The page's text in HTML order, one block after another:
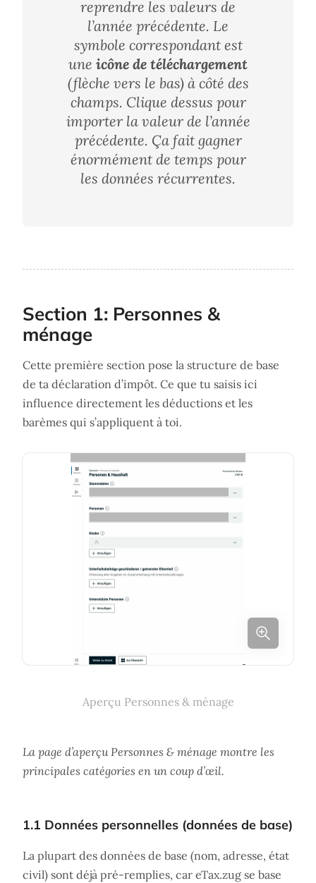
reprendre les valeurs de
l’année précédente. Le
symbole correspondant est
une icône de téléchargement
(flèche vers le bas) à côté des
champs. Clique dessus pour
importer la valeur de l’année
précédente. Ça fait gagner
énormément de temps pour
les données récurrentes.
Section 1: Personnes &
ménage
Cette première section pose la structure de base
de ta déclaration d’impôt. Ce que tu saisis ici
influence directement les déductions et les
barèmes qui s’appliquent à toi.
Aperçu Personnes & ménage
La page d’aperçu Personnes & ménage montre les
principales catégories en un coup d’œil.
1.1 Données personnelles (données de base)
La plupart des données de base (nom, adresse, état
civil) sont déjà pré-remplies, car eTax.zug se base